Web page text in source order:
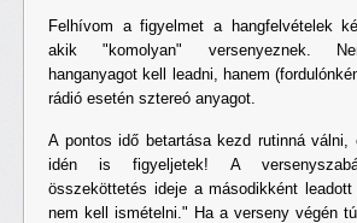
Felhívom a figyelmet a hangfelvételek
akik "komolyan" versenyeznek.
hanganyagot kell leadni, hanem
rádió esetén sztereó anyagot.
A pontos idő betartása kezd rutinná válni,
idén is figyeljetek! A
összeköttetés ideje a másodikként
nem kell ismételni." Ha a verseny végén